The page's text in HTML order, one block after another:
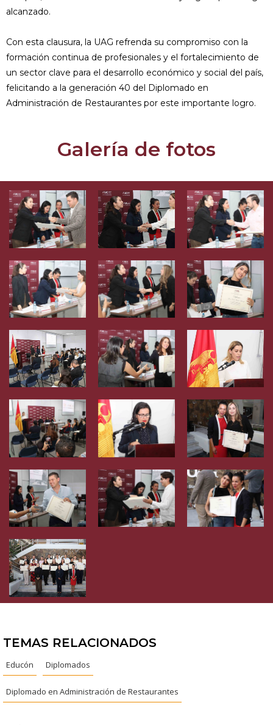
alcanzado.
Con esta clausura, la UAG refrenda su compromiso con la
formación continua de profesionales y el fortalecimiento de
un sector clave para el desarrollo económico y social del país,
felicitando a la generación 40 del Diplomado en
Administración de Restaurantes por este importante logro.
Galería de fotos
TEMAS RELACIONADOS
Educón Diplomados
Diplomado en Administración de Restaurantes